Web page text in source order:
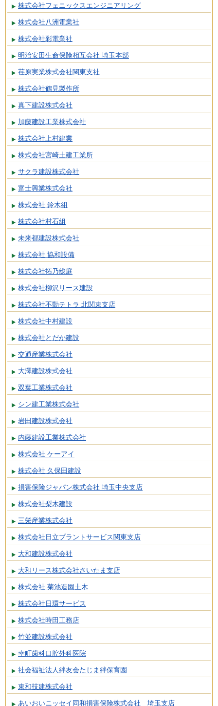
株式会社フェニックスエンジニアリング
株式会社八洲電業社
株式会社彩電業社
明治安田生命保険相互会社 埼玉本部
荏原実業株式会社関東支社
株式会社鶴見製作所
真下建設株式会社
加藤建設工業株式会社
株式会社上村建業
株式会社宮崎土建工業所
サクラ建設株式会社
富士興業株式会社
株式会社 鈴木組
株式会社村石組
未来都建設株式会社
株式会社 協和設備
株式会社拓乃総庭
株式会社柳沢リース建設
株式会社不動テトラ 北関東支店
株式会社中村建設
株式会社とだか建設
交通産業株式会社
大澤建設株式会社
双葉工業株式会社
シン建工業株式会社
岩田建設株式会社
内藤建設工業株式会社
株式会社 ケーアイ
株式会社 久保田建設
損害保険ジャパン株式会社 埼玉中央支店
株式会社梨木建設
三栄産業株式会社
株式会社日立プラントサービス関東支店
大和建設株式会社
大和リース株式会社さいたま支店
株式会社 菊池造園土木
株式会社日環サービス
株式会社時田工務店
竹並建設株式会社
幸町歯科口腔外科医院
社会福祉法人絆友会たじま絆保育園
東和技建株式会社
あいおいニッセイ同和損害保険株式会社 埼玉支店